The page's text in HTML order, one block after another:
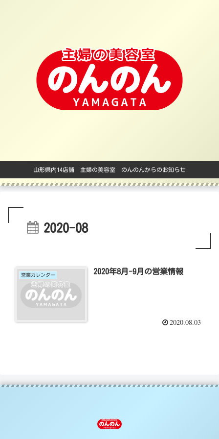
山形県内14店舗 主婦の美容室 のんのんからのお知らせ
2020-08
営業カレンダー 2020年8月-9月の営業情報
2020.08.03